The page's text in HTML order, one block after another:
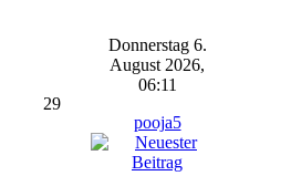
29
Donnerstag 6.
August 2026,
06:11
pooja5